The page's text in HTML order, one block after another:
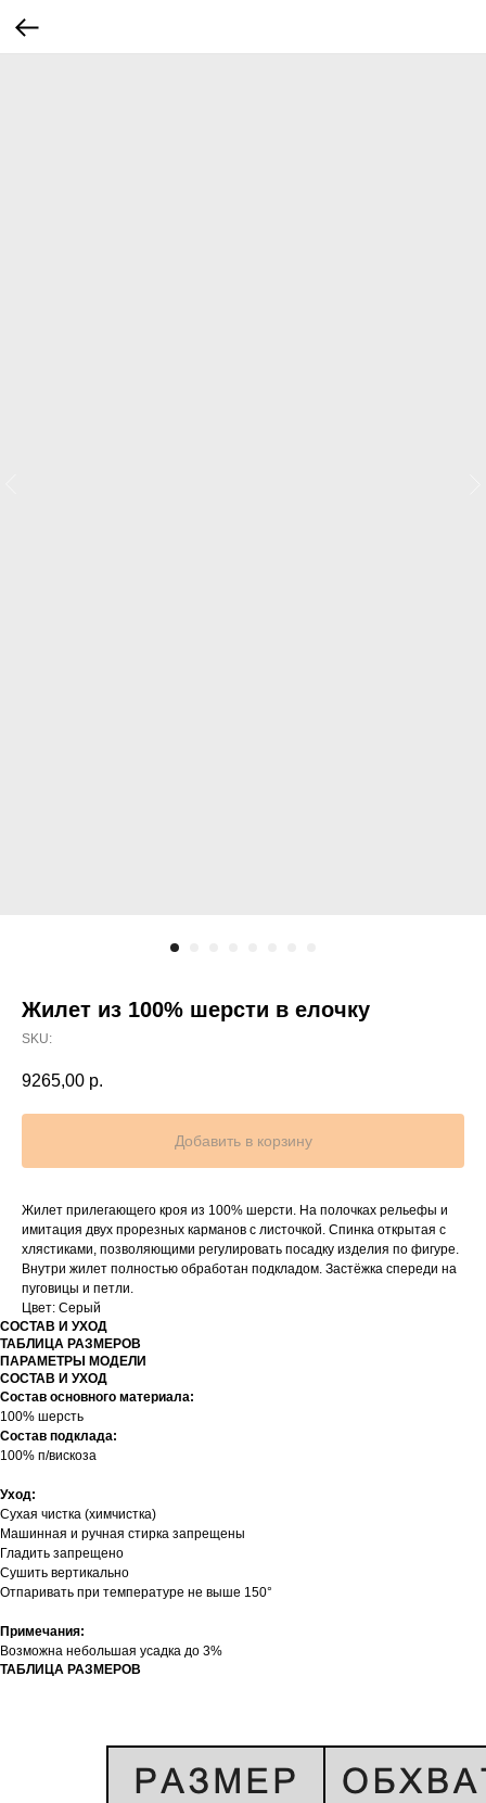
Жилет из 100% шерсти в елочку
SKU:
9265,00 р.
Добавить в корзину
Жилет прилегающего кроя из 100% шерсти. На полочках рельефы и
имитация двух прорезных карманов с листочкой. Спинка открытая с
хлястиками, позволяющими регулировать посадку изделия по фигуре.
Внутри жилет полностью обработан подкладом. Застёжка спереди на
пуговицы и петли.
Цвет: Серый
СОСТАВ И УХОД
ТАБЛИЦА РАЗМЕРОВ
ПАРАМЕТРЫ МОДЕЛИ
СОСТАВ И УХОД
Состав основного материала:
100% шерсть
Состав подклада:
100% п/вискоза
Уход:
Сухая чистка (химчистка)
Машинная и ручная стирка запрещены
Гладить запрещено
Сушить вертикально
Отпаривать при температуре не выше 150°
Примечания:
Возможна небольшая усадка до 3%
ТАБЛИЦА РАЗМЕРОВ